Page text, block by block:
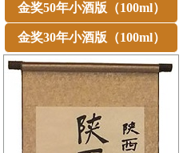
金奖50年小酒版（100ml）
金奖30年小酒版（100ml）